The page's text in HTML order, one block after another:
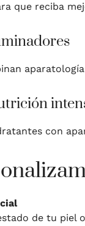
que reciba
con
de tu piel